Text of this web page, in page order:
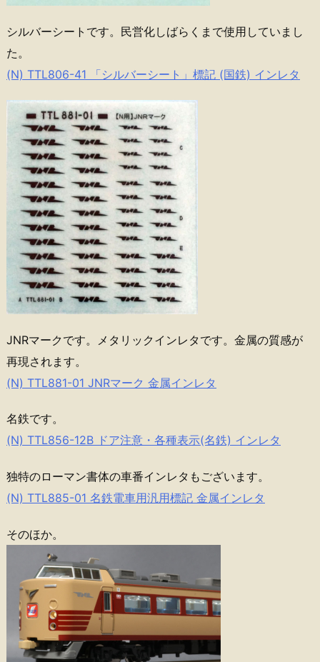
シルバーシートです。民営化しばらくまで使用していまし
た。
(N) TTL806-41 「シルバーシート」標記 (国鉄) インレタ
JNRマークです。メタリックインレタです。金属の質感が
再現されます。
(N) TTL881-01 JNRマーク 金属インレタ
名鉄です。
(N) TTL856-12B ドア注意・各種表示(名鉄) インレタ
独特のローマン書体の車番インレタもございます。
(N) TTL885-01 名鉄電車用汎用標記 金属インレタ
そのほか。